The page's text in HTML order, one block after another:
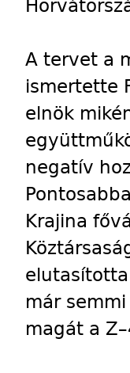
A tervet a
ismertette
elnök
negatív
Krajina
már
magát a